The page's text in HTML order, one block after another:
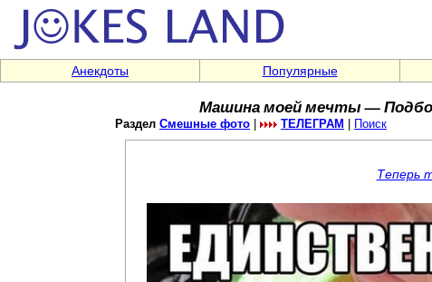
Анекдоты Популярные
Машина моей мечты —
Раздел Смешные фото ТЕЛЕГРАМ Поиск
Теперь